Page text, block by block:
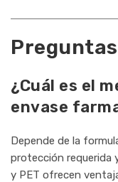
¿Cuál es el
envase
Depende de la
protección requerida
y PET ofrecen